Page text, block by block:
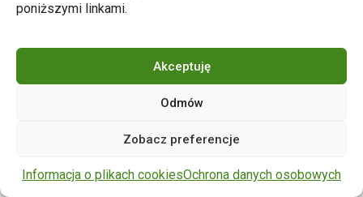
poniższymi linkami.
Akceptuję
Odmów
Zobacz preferencje
Informacja o plikach cookiesOchrona danych osobowych
zastrzeżone.